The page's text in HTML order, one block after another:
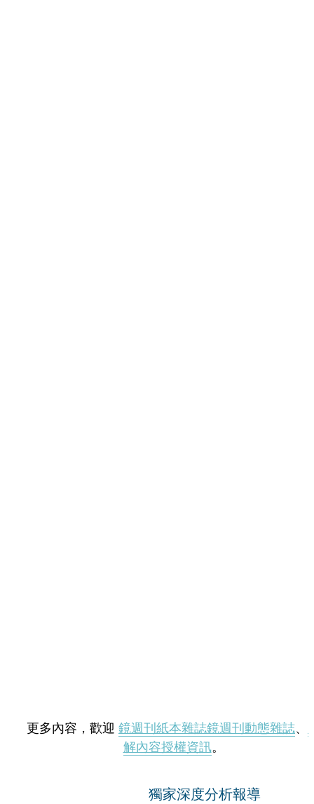
更多內容，歡迎 鏡週刊紙本雜誌鏡週刊動態雜誌、
解內容授權資訊。
獨家深度分析報導